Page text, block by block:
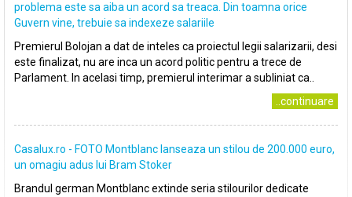
problema este sa aiba un acord sa treaca. Din toamna orice
Guvern vine, trebuie sa indexeze salariile
Premierul Bolojan a dat de inteles ca proiectul legii salarizarii, desi
este finalizat, nu are inca un acord politic pentru a trece de
Parlament. In acelasi timp, premierul interimar a subliniat ca..
..continuare
Casalux.ro - FOTO Montblanc lanseaza un stilou de 200.000 euro,
un omagiu adus lui Bram Stoker
Brandul german Montblanc extinde seria stilourilor dedicate